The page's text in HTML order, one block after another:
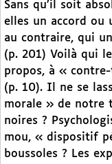
Sans qu’il soit
elles un accord ou
au contraire, qui
(p. 201) Voilà qui
propos, à «
(p. 10). Il ne se
morale » de notre
noires ?
mou, « dispositif
boussoles ? Les